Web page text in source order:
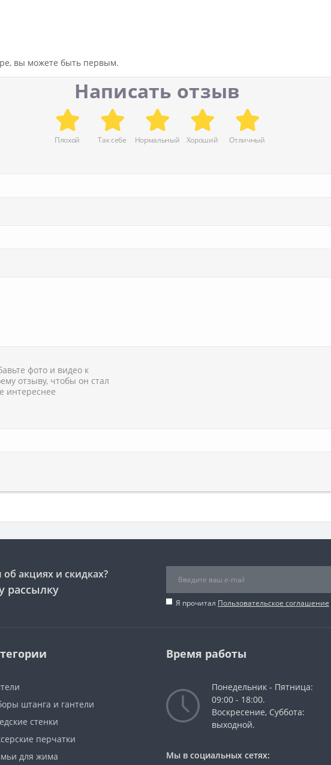
вы можете быть первым.
Написать отзыв
Плохой Так себе Нормальный Хороший Отличный
фото и видео к
отзыву, чтобы он стал
интереснее
акциях и скидках?
рассылку
Я прочитал Пользовательское соглашение
штанга и гантели
стенки
перчатки
для жима
Время работы
Понедельник - Пятница:
09:00 - 18:00.
Воскресение, Суббота:
выходной.
Мы в социальных сетях: